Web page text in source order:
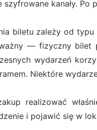
kanały. Po
biletu zależy od
— fizyczny bilet
wydarzeń
Niektóre
realizować
i pojawić się w